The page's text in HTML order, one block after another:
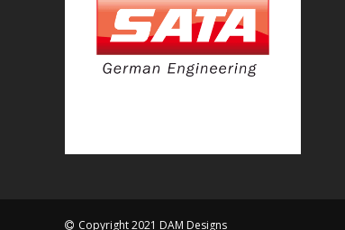
Copyright 2021 DAM Designs